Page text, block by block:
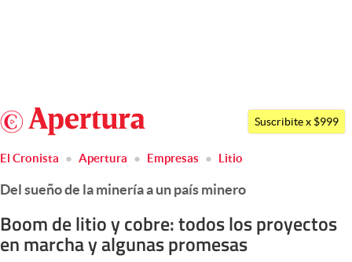
Argentina
Members
Economía y Política
Finanzas y Mercados
Negocios
Suscribite x $999
El Cronista Apertura Empresas Litio
Del sueño de la minería a un país minero
Boom de litio y cobre: todos los proyectos
en marcha y algunas promesas